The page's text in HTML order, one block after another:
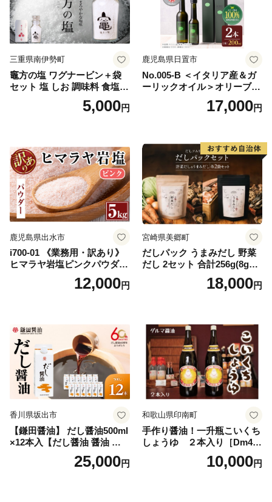
三重県南伊勢町
竈方の塩 ワグナービン＋袋
セット 塩 しお 調味料 食塩
天然 ミネラル 調味料 ソルト
salt 料理 味付 おにぎり 三重
5,000円
鹿児島県日置市
No.005-B ＜イタリア産＆ガ
ーリックオイル＞オリーブオ
イルセット(200ml×2本) 日置
市 特産品 調味料 油 エキスト
ブ】
17,000円
鹿児島県出水市
i700-01 《業務用・訳あり》
ヒマラヤ岩塩ピンクパウダー
タイプ(5kg) 岩塩 塩 調味料
しお 保存料不使用 天然 パウ
ティースマイル】
12,000円
宮崎県美郷町
だしパック うまみだし 野菜
だし 2セット 合計256g(8g×8
パック×2種×2セット) [岡田商
店 宮崎県 美郷町 31ac0069]
18,000円
香川県坂出市
【鎌田醤油】 だし醤油500ml
×12本入【だし醤油 醤油 人気
おすすめ 人気だし醤油 出汁
25,000円
和歌山県印南町
手作り醤油！一升瓶こいくち
しょうゆ ２本入り［Dm4］
｜手作り 醤油 和歌山県 印南
町 一升瓶 こいくちしょうゆ
10,000円